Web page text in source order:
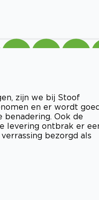
zijn we bij Stoof
en er wordt
benadering. Ook de
levering ontbrak er
bezorgd als